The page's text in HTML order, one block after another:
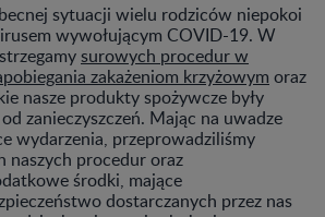
sytuacji wielu rodziców niepokoi
wywołującym COVID-19. W
surowych procedur w
zakażeniom krzyżowym oraz
nasze produkty spożywcze były
zanieczyszczeń. Mając na uwadze
wydarzenia, przeprowadziliśmy
naszych procedur oraz
środki, mające
dostarczanych przez nas